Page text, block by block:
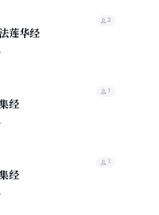
莲华经
2
经
1
经
1